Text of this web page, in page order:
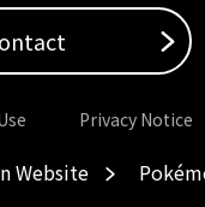
Privacy Notice
Website